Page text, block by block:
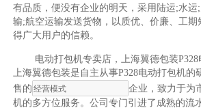
有品质，便没有企业的明天，采用陆运;水
输;航空运输发送货物，以质优、价廉、工
得广大用户的信赖。
电动打包机专卖店，上海翼德包装P328
上海翼德包装是自主从事P328电动打包机的
售的
企业，致力于为
机的多方位服务。公司专门引进了成熟的流